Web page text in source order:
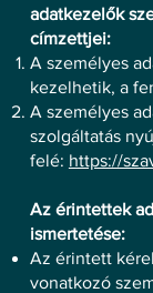
adatkezelők
címzettjei:
A személyes
kezelhetik, a
A személyes
szolgáltatás
felé: https://
Az érintettek
ismertetése:
Az érintett
vonatkozó